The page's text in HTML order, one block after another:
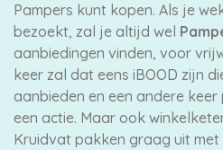
Pampers kunt kopen. Als je
bezoekt, zal je altijd wel
aanbiedingen vinden, voor
keer zal dat eens iBOOD zijn
aanbieden en een andere
een actie. Maar ook
Kruidvat pakken graag uit